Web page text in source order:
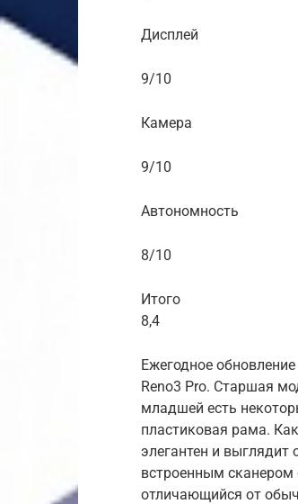
Дисплей
9/10
Камера
9/10
Автономность
8/10
Итого
8,4
Ежегодное
Reno3 Pro. Старшая
младшей есть
пластиковая рама.
элегантен и
встроенным
отличающийся от